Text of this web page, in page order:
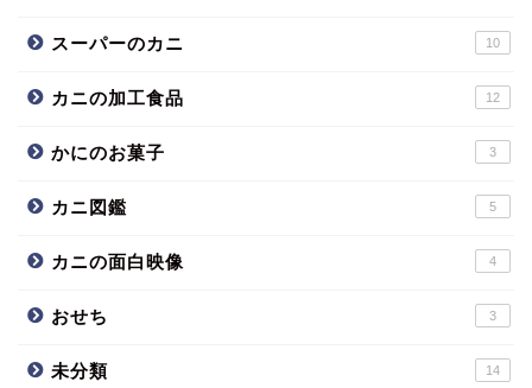
スーパーのカニ 10
カニの加工食品 12
かにのお菓子 3
カニ図鑑 5
カニの面白映像 4
おせち 3
未分類 14